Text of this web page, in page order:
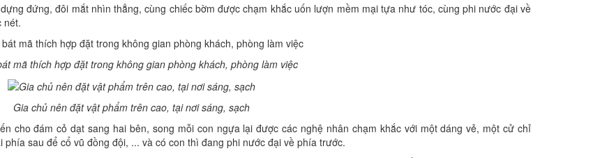
đứng, đôi mắt nhìn thẳng, cùng chiếc bờm được chạm khắc uốn lượn mềm mại tựa như tóc, cùng phi nước đại về
nét.
mã thích hợp đặt trong không gian phòng khách, phòng làm việc
Gia chủ nên đặt vật phẩm trên cao, tại nơi sáng, sạch
cho đám cỏ dạt sang hai bên, song mỗi con ngựa lại được các nghệ nhân chạm khắc với một dáng vẻ, một cử chỉ
sau để cổ vũ đồng đội, ... và có con thì đang phi nước đại về phía trước.